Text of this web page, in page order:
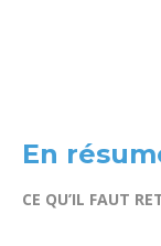
En
CE QU’IL FAUT